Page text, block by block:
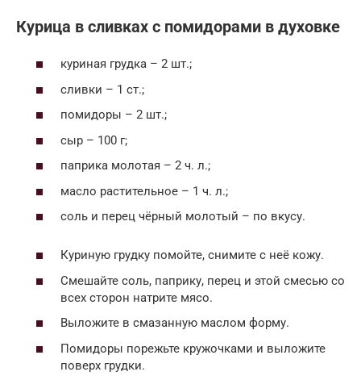
Курица в сливках с помидорами в духовке
куриная грудка – 2 шт.;
сливки – 1 ст.;
помидоры – 2 шт.;
сыр – 100 г;
паприка молотая – 2 ч. л.;
масло растительное – 1 ч. л.;
соль и перец чёрный молотый – по вкусу.
Куриную грудку помойте, снимите с неё кожу.
Смешайте соль, паприку, перец и этой смесью со
всех сторон натрите мясо.
Выложите в смазанную маслом форму.
Помидоры порежьте кружочками и выложите
поверх грудки.